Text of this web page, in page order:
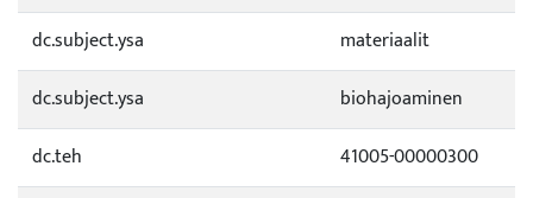
dc.subject.ysa
materiaalit
dc.subject.ysa
biohajoaminen
dc.teh
41005-00000300